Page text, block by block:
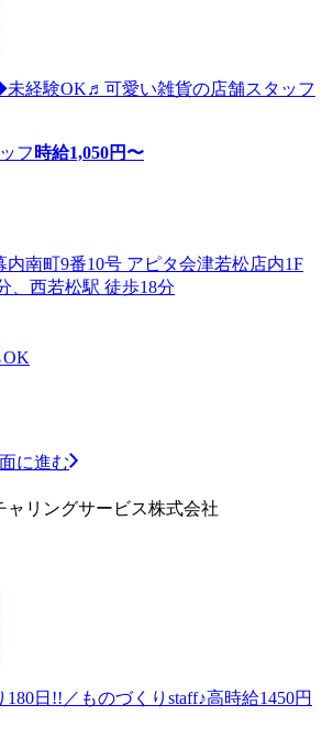
経験OK♬可愛い雑貨の店舗スタッフ
フ 時給1,050円〜
南町9番10号 アピタ会津若松店内1F
、西若松駅 徒歩18分
OK
に進む
ャリングサービス株式会社
日!!／ものづくりstaff♪高時給1450円